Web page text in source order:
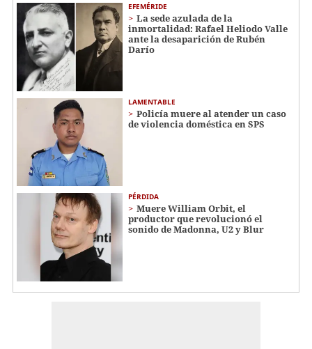
EFEMÉRIDE
La sede azulada de la
inmortalidad: Rafael Heliodo Valle
ante la desaparición de Rubén
Darío
LAMENTABLE
Policía muere al atender un caso
de violencia doméstica en SPS
PÉRDIDA
Muere William Orbit, el
productor que revolucionó el
sonido de Madonna, U2 y Blur